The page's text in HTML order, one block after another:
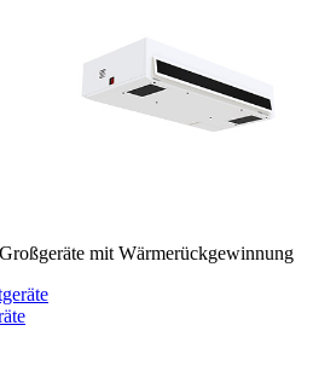
mit Wärmerückgewinnung